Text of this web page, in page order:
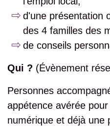
d'une présentation
des 4 familles des
de conseils
Qui ? (Évènement
Personnes
appétence avérée
numérique et déjà une